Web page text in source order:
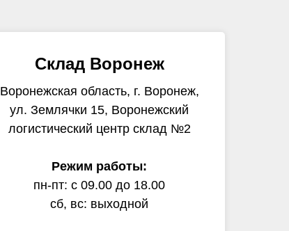
Склад Воронеж
Воронежская область, г. Воронеж,
ул. Землячки 15, Воронежский
логистический центр склад №2
Режим работы:
пн-пт: с 09.00 до 18.00
сб, вс: выходной